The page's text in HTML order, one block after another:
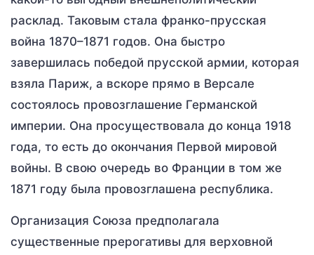
расклад. Таковым стала франко-прусская
война 1870–1871 годов. Она быстро
завершилась победой прусской армии, которая
взяла Париж, а вскоре прямо в Версале
состоялось провозглашение Германской
империи. Она просуществовала до конца 1918
года, то есть до окончания Первой мировой
войны. В свою очередь во Франции в том же
1871 году была провозглашена республика.
Организация Союза предполагала
существенные прерогативы для верховной